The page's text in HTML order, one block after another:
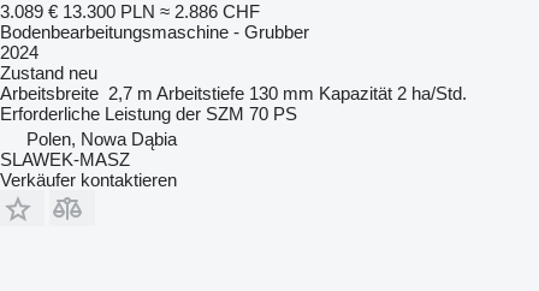
3.089 € 13.300 PLN ≈ 2.886 CHF
Bodenbearbeitungsmaschine - Grubber
2024
Zustand neu
Arbeitsbreite 2,7 m Arbeitstiefe 130 mm Kapazität 2 ha/Std.
Erforderliche Leistung der SZM 70 PS
Polen, Nowa Dąbia
SLAWEK-MASZ
Verkäufer kontaktieren